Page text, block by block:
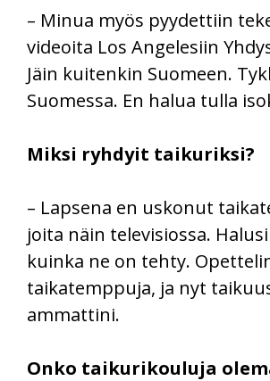
– Minua myös pyydettiin
videoita Los Angelesiin
Jäin kuitenkin Suomeen.
Suomessa. En halua tulla
Miksi ryhdyit taikuriksi?
– Lapsena en uskonut
joita näin televisiossa.
kuinka ne on tehty.
taikatemppuja, ja nyt
ammattini.
Onko taikurikouluja